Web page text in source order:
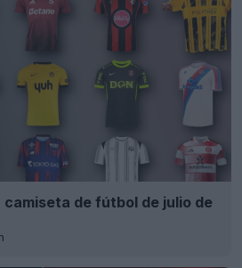
de fútbol de julio de